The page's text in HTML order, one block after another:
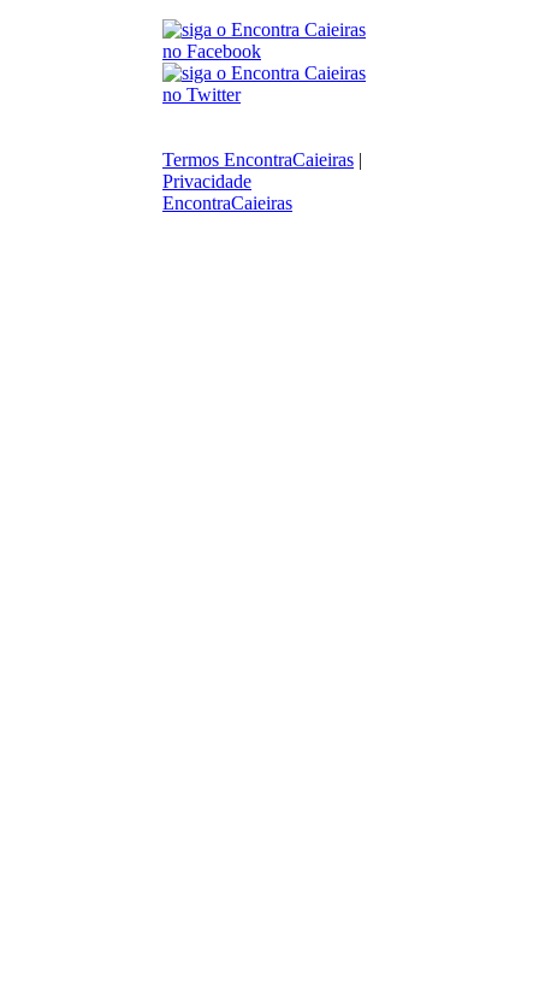
Termos EncontraCaieiras |
Privacidade
EncontraCaieiras